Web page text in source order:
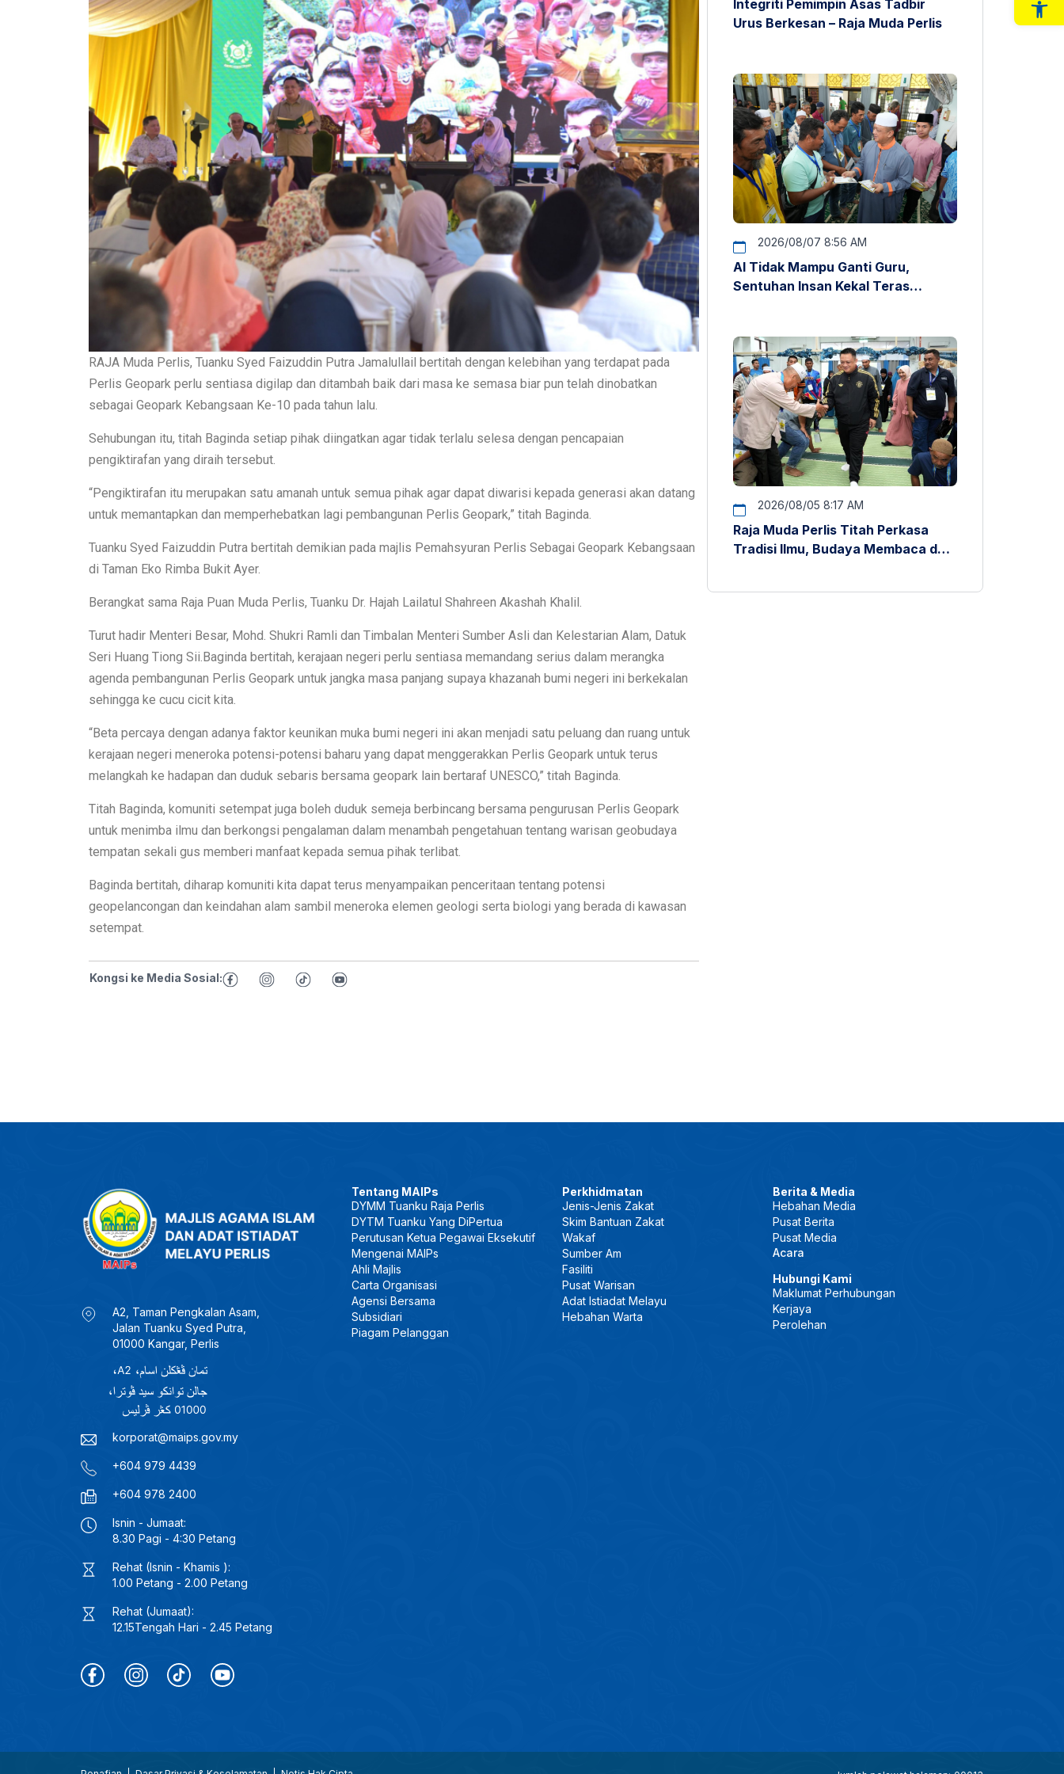
RAJA Muda Perlis, Tuanku Syed Faizuddin Putra Jamalullail bertitah dengan kelebihan yang terdapat pada
Perlis Geopark perlu sentiasa digilap dan ditambah baik dari masa ke semasa biar pun telah dinobatkan
sebagai Geopark Kebangsaan Ke-10 pada tahun lalu.
Sehubungan itu, titah Baginda setiap pihak diingatkan agar tidak terlalu selesa dengan pencapaian
pengiktirafan yang diraih tersebut.
“Pengiktirafan itu merupakan satu amanah untuk semua pihak agar dapat diwarisi kepada generasi akan datang
untuk memantapkan dan memperhebatkan lagi pembangunan Perlis Geopark,” titah Baginda.
Tuanku Syed Faizuddin Putra bertitah demikian pada majlis Pemahsyuran Perlis Sebagai Geopark Kebangsaan
di Taman Eko Rimba Bukit Ayer.
Berangkat sama Raja Puan Muda Perlis, Tuanku Dr. Hajah Lailatul Shahreen Akashah Khalil.
Turut hadir Menteri Besar, Mohd. Shukri Ramli dan Timbalan Menteri Sumber Asli dan Kelestarian Alam, Datuk
Seri Huang Tiong Sii.Baginda bertitah, kerajaan negeri perlu sentiasa memandang serius dalam merangka
agenda pembangunan Perlis Geopark untuk jangka masa panjang supaya khazanah bumi negeri ini berkekalan
sehingga ke cucu cicit kita.
“Beta percaya dengan adanya faktor keunikan muka bumi negeri ini akan menjadi satu peluang dan ruang untuk
kerajaan negeri meneroka potensi-potensi baharu yang dapat menggerakkan Perlis Geopark untuk terus
melangkah ke hadapan dan duduk sebaris bersama geopark lain bertaraf UNESCO,” titah Baginda.
Titah Baginda, komuniti setempat juga boleh duduk semeja berbincang bersama pengurusan Perlis Geopark
untuk menimba ilmu dan berkongsi pengalaman dalam menambah pengetahuan tentang warisan geobudaya
tempatan sekali gus memberi manfaat kepada semua pihak terlibat.
Baginda bertitah, diharap komuniti kita dapat terus menyampaikan penceritaan tentang potensi
geopelancongan dan keindahan alam sambil meneroka elemen geologi serta biologi yang berada di kawasan
setempat.
Kongsi ke Media Sosial:
Integriti Pemimpin Asas Tadbir
Urus Berkesan – Raja Muda Perlis
2026/08/07 8:56 AM
AI Tidak Mampu Ganti Guru,
Sentuhan Insan Kekal Teras
2026/08/05 8:17 AM
Raja Muda Perlis Titah Perkasa
Tradisi Ilmu, Budaya Membaca dan
A2, Taman Pengkalan Asam,
Jalan Tuanku Syed Putra,
01000 Kangar, Perlis
korporat@maips.gov.my
+604 979 4439
+604 978 2400
Isnin - Jumaat:
8.30 Pagi - 4:30 Petang
Rehat (Isnin - Khamis ):
1.00 Petang - 2.00 Petang
Rehat (Jumaat):
12.15Tengah Hari - 2.45 Petang
Tentang MAIPs
DYMM Tuanku Raja Perlis
DYTM Tuanku Yang DiPertua
Perutusan Ketua Pegawai Eksekutif
Mengenai MAIPs
Ahli Majlis
Carta Organisasi
Agensi Bersama
Subsidiari
Piagam Pelanggan
Perkhidmatan
Jenis-Jenis Zakat
Skim Bantuan Zakat
Wakaf
Sumber Am
Fasiliti
Pusat Warisan
Adat Istiadat Melayu
Hebahan Warta
Berita & Media
Hebahan Media
Pusat Berita
Pusat Media
Acara
Hubungi Kami
Maklumat Perhubungan
Kerjaya
Perolehan